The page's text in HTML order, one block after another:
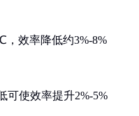
效率降低约3%-8%
可使效率提升2%-5%